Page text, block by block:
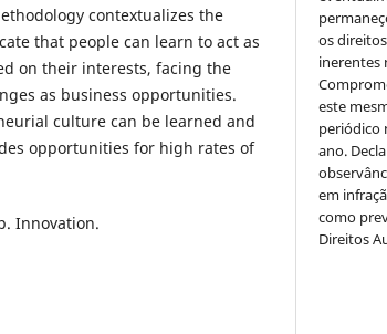
contextualizes the
that people can learn to act as
on their interests, facing the
as business opportunities.
culture can be learned and
opportunities for high rates of
Innovation.
os
inerentes
este
periódico
ano.
em
como
Direitos